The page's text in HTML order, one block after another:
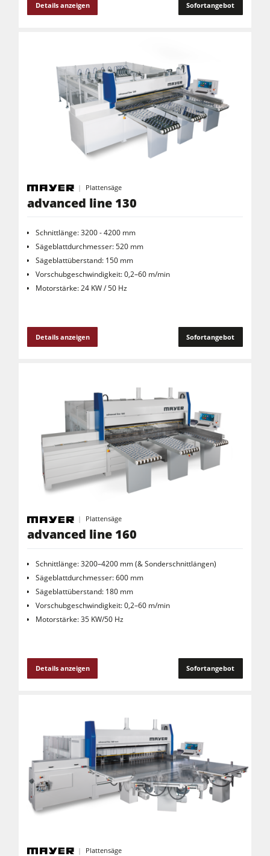
Heizplattenpressen & Vakuumpressen
Reinluftabsauggeräte & Entstauber
Vorschubapparate
Werkstattausrüstung
F4Solutions Software
Automatisierung & Materialhandling
Details anzeigen Sofortangebot
Plattensäge
advanced line 130
Schnittlänge: 3200 - 4200 mm
Sägeblattdurchmesser: 520 mm
Sägeblattüberstand: 150 mm
Vorschubgeschwindigkeit: 0,2–60 m/min
Motorstärke: 24 KW / 50 Hz
Details anzeigen Sofortangebot
Plattensäge
advanced line 160
Schnittlänge: 3200–4200 mm (& Sonderschnittlängen)
Sägeblattdurchmesser: 600 mm
Sägeblattüberstand: 180 mm
Vorschubgeschwindigkeit: 0,2–60 m/min
Motorstärke: 35 KW/50 Hz
Details anzeigen Sofortangebot
Plattensäge